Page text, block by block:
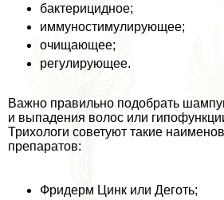
бактерицидное;
иммуностимулирующее;
очищающее;
регулирующее.
Важно правильно подобрать
и выпадения волос или
Трихологи советуют такие
препаратов:
Фридерм Цинк или Деготь;